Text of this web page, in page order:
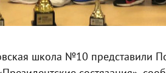
школа №10 представили